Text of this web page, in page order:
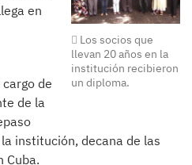
Los socios que
llevan 20 años en la
institución recibieron
un diploma.
en
de
de la
institución, decana de las
Cuba.